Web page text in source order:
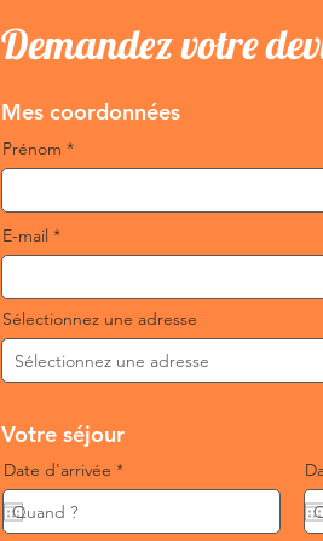
Demandez votre
Mes coordonnées
Prénom
E-mail
Sélectionnez une adresse
Votre séjour
Date d'arrivée *r
e
i